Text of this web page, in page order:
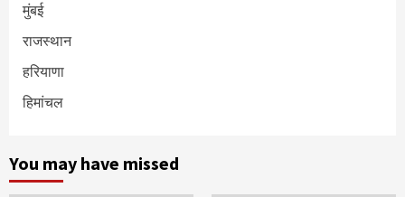
मुंबई
राजस्थान
हरियाणा
हिमांचल
You may have missed